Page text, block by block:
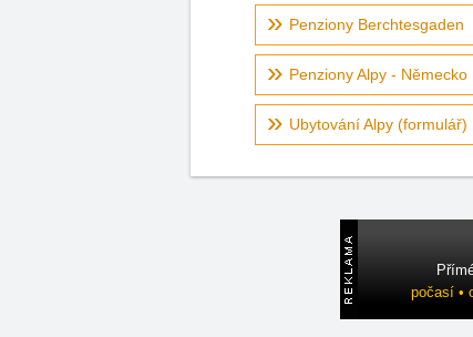
Penziony Berchtesgaden
Penziony Alpy - Německo
Ubytování Alpy (formulář)
počasí •